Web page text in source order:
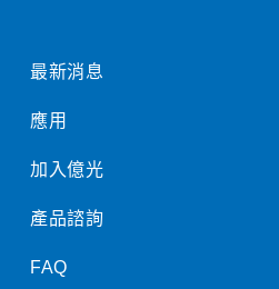
最新消息
應用
加入億光
產品諮詢
FAQ